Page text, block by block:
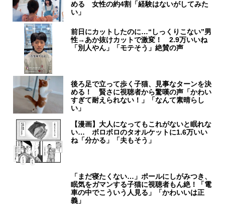
める 女性の約4割「経験はないがしてみた
い」
前日にカットしたのに…“しっくりこない”男
性→あか抜けカットで激変！ 2.9万いいね
「別人やん」「モテそう」絶賛の声
後ろ足で立って歩く子猫、見事なターンを決
める！ 賢さに視聴者から驚嘆の声「かわい
すぎて耐えられない！」「なんて素晴らし
い」
【漫画】大人になってもこれがないと眠れな
い… ボロボロのタオルケットに1.6万いい
ね「分かる」「夫もそう」
「まだ寝たくない…」ポールにしがみつき、
眠気をガマンする子猫に視聴者もん絶！「電
車の中でこういう人見る」「かわいいは正
義」